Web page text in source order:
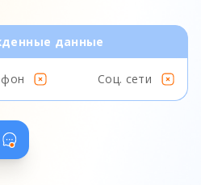
данные
Соц. сети